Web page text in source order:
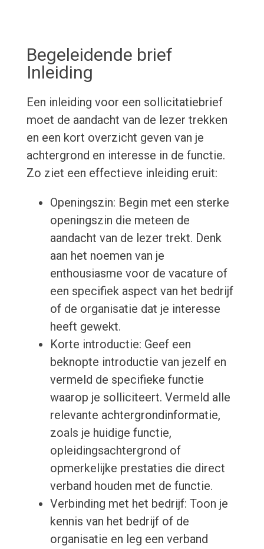
Begeleidende brief
Inleiding
Een inleiding voor een sollicitatiebrief
moet de aandacht van de lezer trekken
en een kort overzicht geven van je
achtergrond en interesse in de functie.
Zo ziet een effectieve inleiding eruit:
Openingszin: Begin met een sterke
openingszin die meteen de
aandacht van de lezer trekt. Denk
aan het noemen van je
enthousiasme voor de vacature of
een specifiek aspect van het bedrijf
of de organisatie dat je interesse
heeft gewekt.
Korte introductie: Geef een
beknopte introductie van jezelf en
vermeld de specifieke functie
waarop je solliciteert. Vermeld alle
relevante achtergrondinformatie,
zoals je huidige functie,
opleidingsachtergrond of
opmerkelijke prestaties die direct
verband houden met de functie.
Verbinding met het bedrijf: Toon je
kennis van het bedrijf of de
organisatie en leg een verband